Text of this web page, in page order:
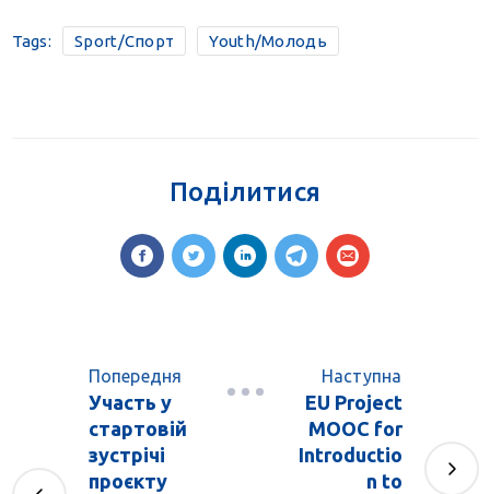
Tags: Sport/Спорт Youth/Молодь
Поділитися
Попередня
Участь у
стартовій
зустрічі
проєкту
Наступна
EU Project
MOOC for
Introductio
n to